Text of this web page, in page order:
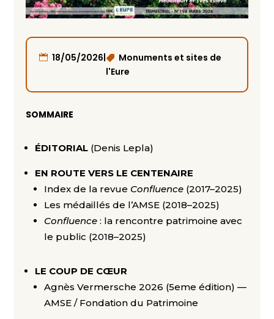
18/05/2026|
Monuments et sites de
l'Eure
SOMMAIRE
ÉDITORIAL (Denis Lepla)
EN ROUTE VERS LE CENTENAIRE
Index de la revue Confluence (2017–2025)
Les médaillés de l’AMSE (2018–2025)
Confluence : la rencontre patrimoine avec
le public (2018–2025)
LE COUP DE CŒUR
Agnès Vermersche 2026 (5eme édition) —
AMSE / Fondation du Patrimoine